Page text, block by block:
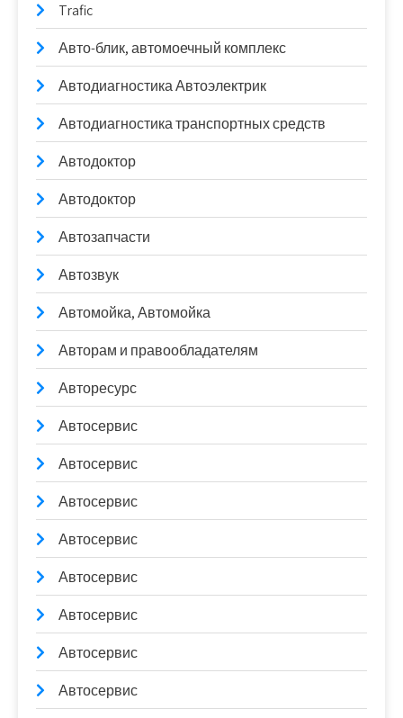
Trafic
Авто-блик, автомоечный комплекс
Автодиагностика Автоэлектрик
Автодиагностика транспортных средств
Автодоктор
Автодоктор
Автозапчасти
Автозвук
Автомойка, Автомойка
Авторам и правообладателям
Авторесурс
Автосервис
Автосервис
Автосервис
Автосервис
Автосервис
Автосервис
Автосервис
Автосервис